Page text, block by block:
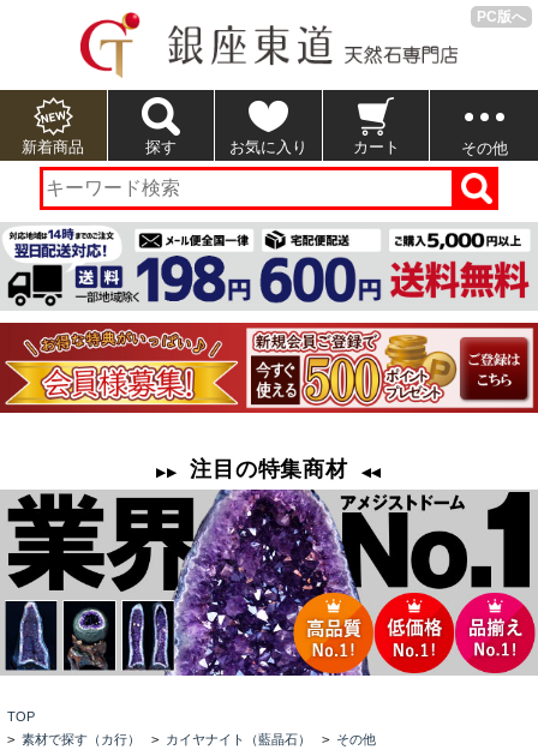
PC版へ
新着商品 探す お気に入り カート その他
TOP
> 素材で探す（カ行） > カイヤナイト（藍晶石） > その他